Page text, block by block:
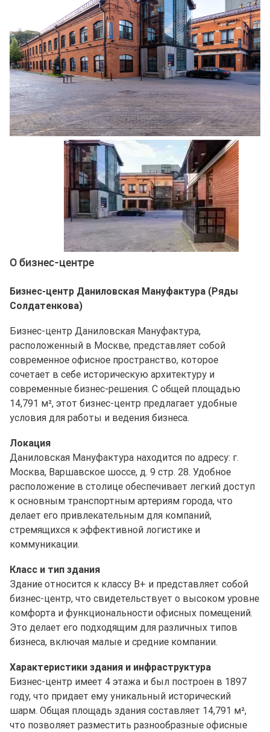
О бизнес-центре
Бизнес-центр Даниловская Мануфактура (Ряды
Солдатенкова)
Бизнес-центр Даниловская Мануфактура,
расположенный в Москве, представляет собой
современное офисное пространство, которое
сочетает в себе историческую архитектуру и
современные бизнес-решения. С общей площадью
14,791 м², этот бизнес-центр предлагает удобные
условия для работы и ведения бизнеса.
Локация
Даниловская Мануфактура находится по адресу: г.
Москва, Варшавское шоссе, д. 9 стр. 28. Удобное
расположение в столице обеспечивает легкий доступ
к основным транспортным артериям города, что
делает его привлекательным для компаний,
стремящихся к эффективной логистике и
коммуникации.
Класс и тип здания
Здание относится к классу B+ и представляет собой
бизнес-центр, что свидетельствует о высоком уровне
комфорта и функциональности офисных помещений.
Это делает его подходящим для различных типов
бизнеса, включая малые и средние компании.
Характеристики здания и инфраструктура
Бизнес-центр имеет 4 этажа и был построен в 1897
году, что придает ему уникальный исторический
шарм. Общая площадь здания составляет 14,791 м²,
что позволяет разместить разнообразные офисные